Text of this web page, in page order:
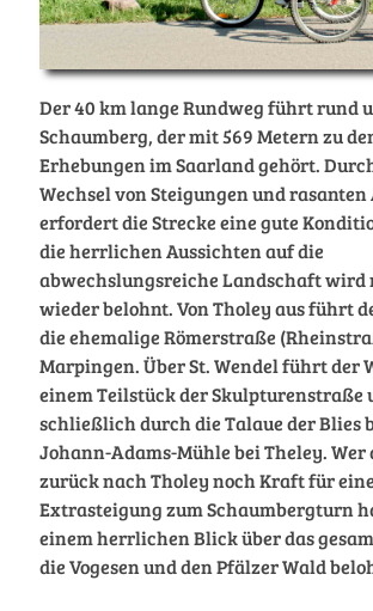
Der 40 km lange Rundweg führt rund
Schaumberg, der mit 569 Metern zu
Erhebungen im Saarland gehört.
Wechsel von Steigungen und
erfordert die Strecke eine gute
die herrlichen Aussichten auf die
abwechslungsreiche Landschaft wird
wieder belohnt. Von Tholey aus führt
die ehemalige Römerstraße
Marpingen. Über St. Wendel führt der
einem Teilstück der Skulpturenstraße
schließlich durch die Talaue der Blies
Johann-Adams-Mühle bei Theley. Wer
zurück nach Tholey noch Kraft für eine
Extrasteigung zum Schaumbergturn
einem herrlichen Blick über das
die Vogesen und den Pfälzer Wald